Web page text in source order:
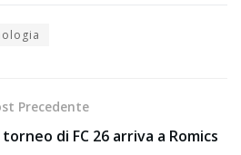
Precedente
di FC 26 arriva a Romics